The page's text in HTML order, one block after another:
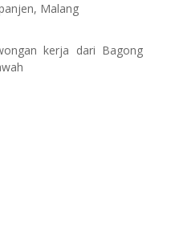
Malang
kerja dari Bagong